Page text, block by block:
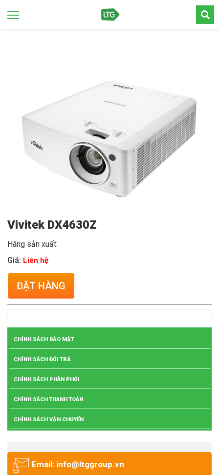
Vivitek DX4630Z
Hãng sản xuất:
Giá: Liên hệ
ĐẶT HÀNG
CHÍNH SÁCH BẢO MẬT
CHÍNH SÁCH ĐỔI TRẢ
CHÍNH SÁCH PHÂN PHỐI
CHÍNH SÁCH THANH TOÁN
CHÍNH SÁCH VẬN CHUYỂN
Email: info@ltggroup.vn